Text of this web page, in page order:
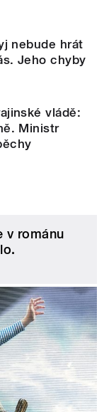
nebude hrát
Jeho chyby
vládě:
Ministr
v románu